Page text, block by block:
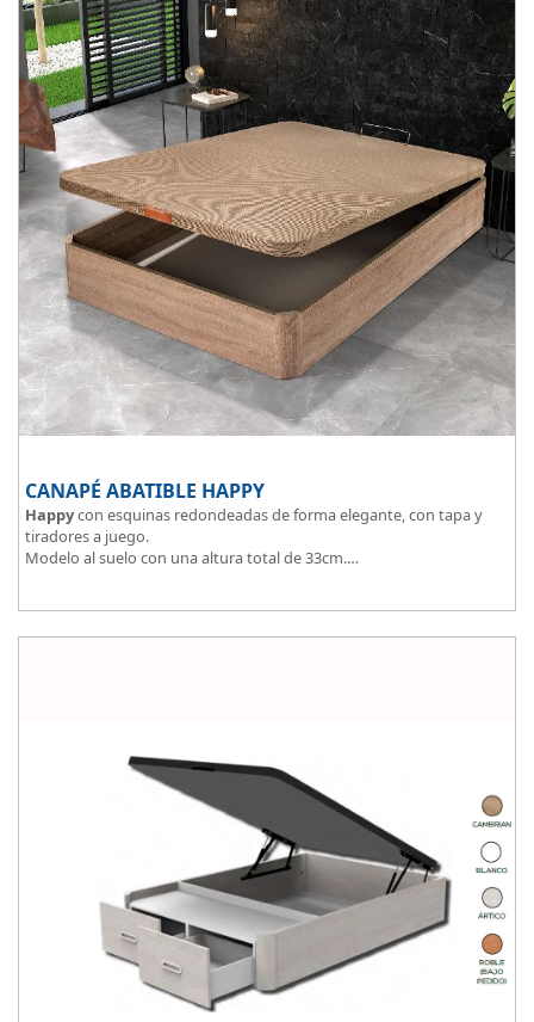
CANAPÉ ABATIBLE HAPPY
Happycon esquinas redondeadas de forma elegante, con tapa y
tiradores a juego.
Modelo al suelo con una altura total de 33cm.